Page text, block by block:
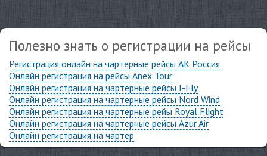
Полезно знать о регистрации на рейсы
Регистрация онлайн на чартерные рейсы АК Россия
Онлайн регистрация на рейсы Anex Tour
Онлайн регистрация на чартерные рейсы I-Fly
Онлайн регистрация на чартерные рейсы Nord Wind
Онлайн регистрация на чартерные рейы Royal Flight
Онлайн регистрация на чартерные рейсы Azur Air
Онлайн регистрация на чартер